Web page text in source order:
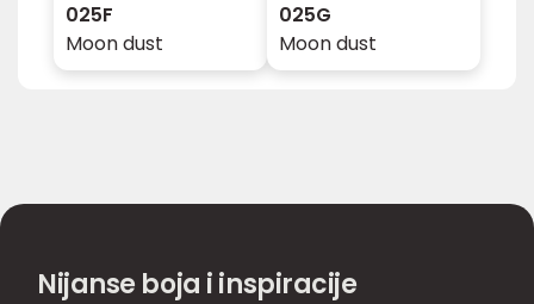
025F
Moon dust
025G
Moon dust
Nijanse boja i inspiracije